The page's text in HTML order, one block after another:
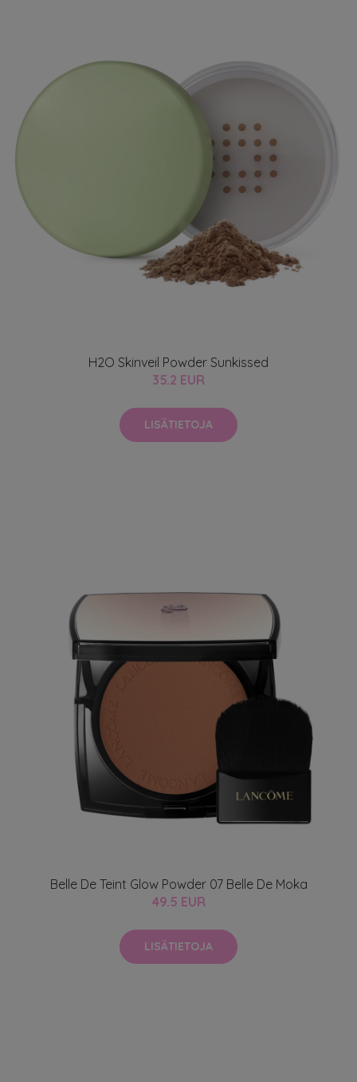
H2O Skinveil Powder Sunkissed
35.2 EUR
LISÄTIETOJA
Belle De Teint Glow Powder 07 Belle De Moka
49.5 EUR
LISÄTIETOJA